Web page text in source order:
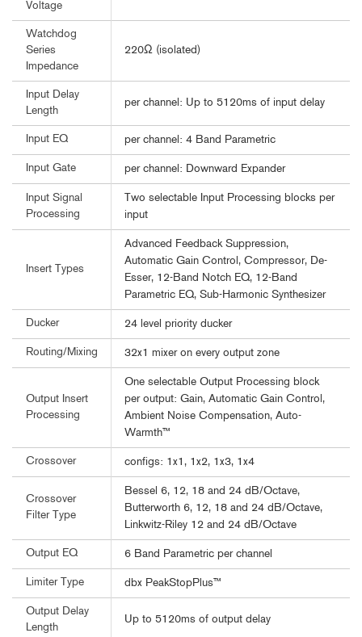
Voltage
Watchdog
Series
Impedance
220Ω (isolated)
Input Delay
Length
per channel: Up to 5120ms of input delay
Input EQ per channel: 4 Band Parametric
Input Gate per channel: Downward Expander
Input Signal
Processing
Two selectable Input Processing blocks per
input
Insert Types
Advanced Feedback Suppression,
Automatic Gain Control, Compressor, De-
Esser, 12-Band Notch EQ, 12-Band
Parametric EQ, Sub-Harmonic Synthesizer
Ducker 24 level priority ducker
Routing/Mixing 32x1 mixer on every output zone
Output Insert
Processing
One selectable Output Processing block
per output: Gain, Automatic Gain Control,
Ambient Noise Compensation, Auto-
Warmth™
Crossover configs: 1x1, 1x2, 1x3, 1x4
Crossover
Filter Type
Bessel 6, 12, 18 and 24 dB/Octave,
Butterworth 6, 12, 18 and 24 dB/Octave,
Linkwitz-Riley 12 and 24 dB/Octave
Output EQ 6 Band Parametric per channel
Limiter Type dbx PeakStopPlus™
Output Delay
Length
Up to 5120ms of output delay